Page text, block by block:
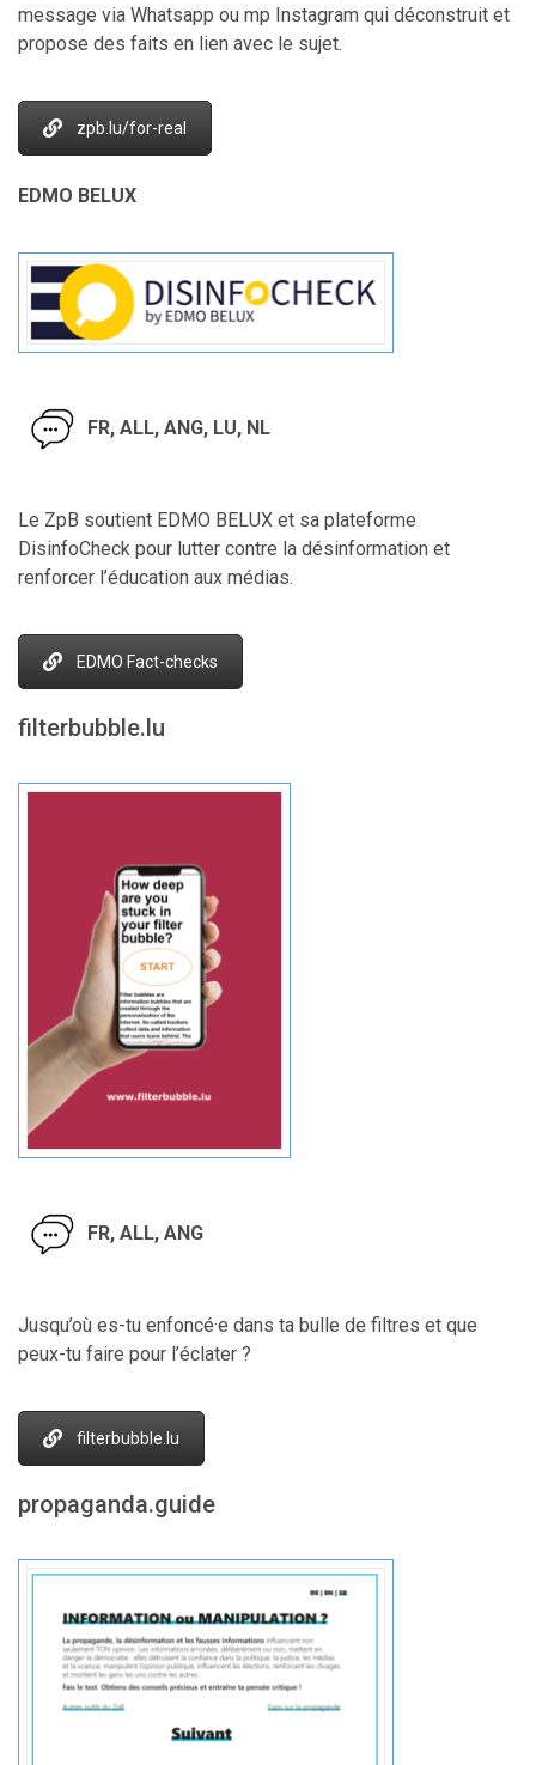
message via Whatsapp ou mp Instagram qui déconstruit et
propose des faits en lien avec le sujet.
zpb.lu/for-real
EDMO BELUX
FR, ALL, ANG, LU, NL
Le ZpB soutient EDMO BELUX et sa plateforme
DisinfoCheck pour lutter contre la désinformation et
renforcer l’éducation aux médias.
EDMO Fact-checks
filterbubble.lu
FR, ALL, ANG
Jusqu’où es-tu enfoncé·e dans ta bulle de filtres et que
peux-tu faire pour l’éclater ?
filterbubble.lu
propaganda.guide